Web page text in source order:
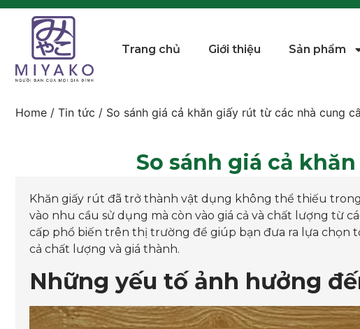
Trang chủ Giới thiệu Sản phẩm
Home / Tin tức / So sánh giá cả khăn giấy rút từ các nhà cung
So sánh giá cả
Khăn giấy rút đã trở thành vật dụng không thể thiếu
vào nhu cầu sử dụng mà còn vào giá cả và chất lượng từ
cấp phổ biến trên thị trường để giúp bạn đưa ra lựa chọn
cả chất lượng và giá thành.
Những yếu tố ảnh hưởng